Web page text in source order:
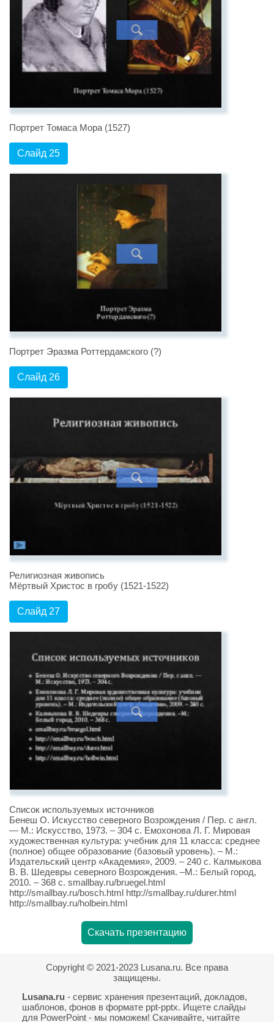
Портрет Томаса Мора (1527)
Слайд 25
Портрет Эразма Роттердамского (?)
Слайд 26
Религиозная живопись
Мёртвый Христос в гробу (1521-1522)
Слайд 27
Список используемых источников
Бенеш О. Искусство северного Возрождения / Пер. с англ.
— М.: Искусство, 1973. – 304 с. Емохонова Л. Г. Мировая
художественная культура: учебник для 11 класса: среднее
(полное) общее образование (базовый уровень). – М.:
Издательский центр «Академия», 2009. – 240 с. Калмыкова
В. В. Шедевры северного Возрождения. –М.: Белый город,
2010. – 368 с. smallbay.ru/bruegel.html
http://smallbay.ru/bosch.html http://smallbay.ru/durer.html
http://smallbay.ru/holbein.html
Скачать презентацию
Copyright © 2021-2023 Lusana.ru. Все права
защищены.
Lusana.ru- сервис хранения презентаций, докладов,
шаблонов, фонов в формате ppt-pptx. Ищете слайды
для PowerPoint - мы поможем! Скачивайте, читайте